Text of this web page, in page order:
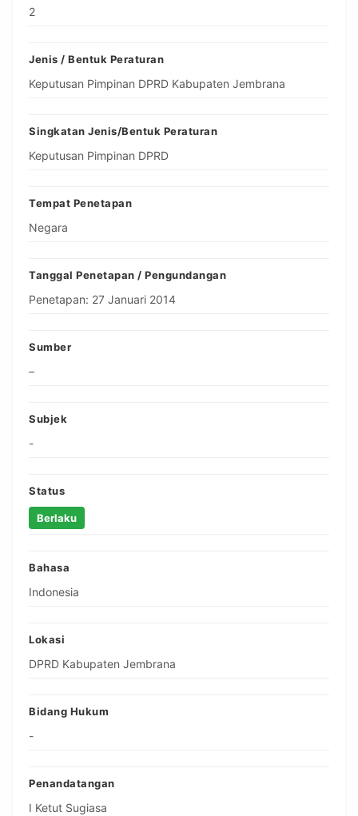
2
Jenis / Bentuk Peraturan
Keputusan Pimpinan DPRD Kabupaten Jembrana
Singkatan Jenis/Bentuk Peraturan
Keputusan Pimpinan DPRD
Tempat Penetapan
Negara
Tanggal Penetapan / Pengundangan
Penetapan: 27 Januari 2014
Sumber
–
Subjek
-
Status
Berlaku
Bahasa
Indonesia
Lokasi
DPRD Kabupaten Jembrana
Bidang Hukum
-
Penandatangan
I Ketut Sugiasa